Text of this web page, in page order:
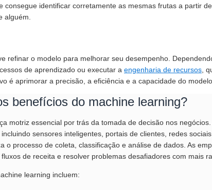
consegue identificar corretamente as mesmas frutas a partir
alguém.
refinar o modelo para melhorar seu desempenho.
de aprendizado ou executar a engenharia de recursos ,
é aprimorar a precisão, a eficiência e a capacidade do
benefícios do machine learning?
motriz essencial por trás da tomada de decisão nos
sensores inteligentes, portais de clientes, redes
o processo de coleta, classificação e análise de dados. As
de receita e resolver problemas desafiadores com mais
learning incluem: